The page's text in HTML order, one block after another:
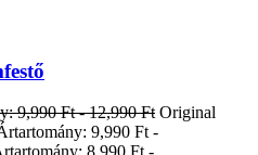
9,990 Ft - 12,990 Ft Original
9,990 Ft -